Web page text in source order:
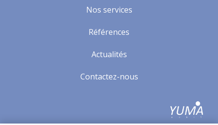
Nos services
Références
Actualités
Contactez-nous